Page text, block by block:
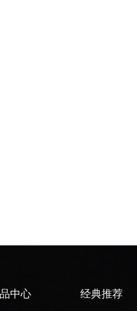
中心 经典推荐